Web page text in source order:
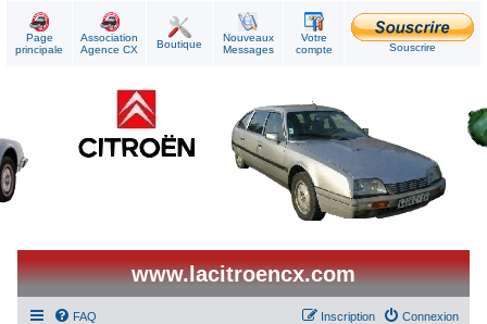
Page
principale
Association
Agence CX
Boutique
Nouveaux
Messages
Votre
compte
Souscrire
www.lacitroencx.com
FAQ Connexion
Inscription